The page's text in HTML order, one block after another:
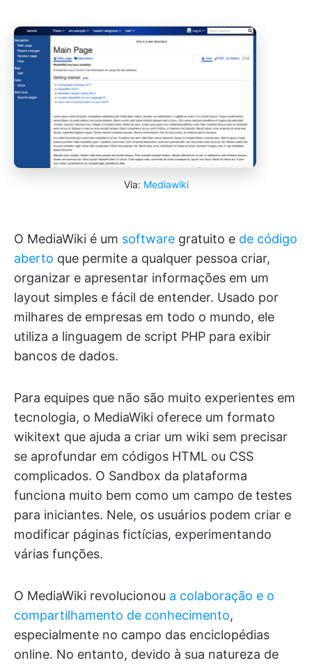
Via: Mediawiki
O MediaWiki é um software gratuito e de código
aberto que permite a qualquer pessoa criar,
organizar e apresentar informações em um
layout simples e fácil de entender. Usado por
milhares de empresas em todo o mundo, ele
utiliza a linguagem de script PHP para exibir
bancos de dados.
Para equipes que não são muito experientes em
tecnologia, o MediaWiki oferece um formato
wikitext que ajuda a criar um wiki sem precisar
se aprofundar em códigos HTML ou CSS
complicados. O Sandbox da plataforma
funciona muito bem como um campo de testes
para iniciantes. Nele, os usuários podem criar e
modificar páginas fictícias, experimentando
várias funções.
O MediaWiki revolucionou a colaboração e o
compartilhamento de conhecimento,
especialmente no campo das enciclopédias
online. No entanto, devido à sua natureza de